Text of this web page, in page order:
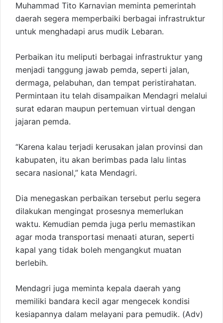
Muhammad Tito Karnavian meminta pemerintah
daerah segera memperbaiki berbagai infrastruktur
untuk menghadapi arus mudik Lebaran.
Perbaikan itu meliputi berbagai infrastruktur yang
menjadi tanggung jawab pemda, seperti jalan,
dermaga, pelabuhan, dan tempat peristirahatan.
Permintaan itu telah disampaikan Mendagri melalui
surat edaran maupun pertemuan virtual dengan
jajaran pemda.
“Karena kalau terjadi kerusakan jalan provinsi dan
kabupaten, itu akan berimbas pada lalu lintas
secara nasional,” kata Mendagri.
Dia menegaskan perbaikan tersebut perlu segera
dilakukan mengingat prosesnya memerlukan
waktu. Kemudian pemda juga perlu memastikan
agar moda transportasi menaati aturan, seperti
kapal yang tidak boleh mengangkut muatan
berlebih.
Mendagri juga meminta kepala daerah yang
memiliki bandara kecil agar mengecek kondisi
kesiapannya dalam melayani para pemudik. (Adv)